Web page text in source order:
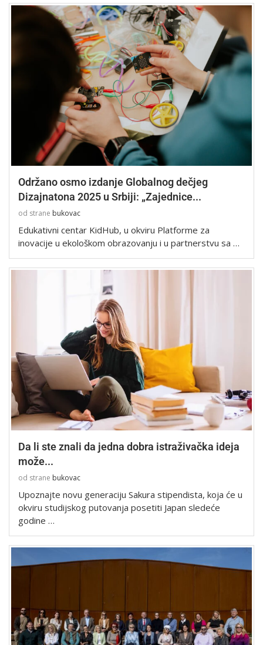
Održano osmo izdanje Globalnog dečjeg
Dizajnatona 2025 u Srbiji: „Zajednice...
od strane bukovac
Edukativni centar KidHub, u okviru Platforme za
inovacije u ekološkom obrazovanju i u partnerstvu sa …
Da li ste znali da jedna dobra istraživačka ideja
može...
od strane bukovac
Upoznajte novu generaciju Sakura stipendista, koja će u
okviru studijskog putovanja posetiti Japan sledeće
godine …